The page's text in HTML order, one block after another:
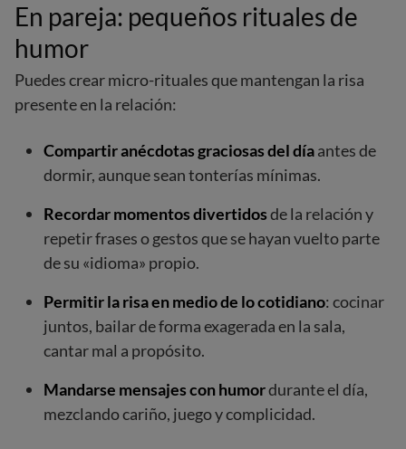
En pareja: pequeños rituales de
humor
Puedes crear micro-rituales que mantengan la risa
presente en la relación:
Compartir anécdotas graciosas del díaantes de
dormir, aunque sean tonterías mínimas.
Recordar momentos divertidosde la relación y
repetir frases o gestos que se hayan vuelto parte
de su «idioma» propio.
Permitir la risa en medio de lo cotidiano: cocinar
juntos, bailar de forma exagerada en la sala,
cantar mal a propósito.
Mandarse mensajes con humordurante el día,
mezclando cariño, juego y complicidad.